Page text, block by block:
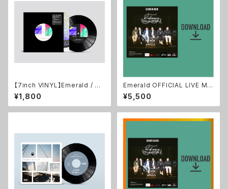
【7inch VINYL】Emerald / UP
TO YOU・MIRAGE
¥1,800
Emerald OFFICIAL LIVE MO
VIE 2022.1 TEN at SHIBUYA
WWWX (Data)
¥5,500